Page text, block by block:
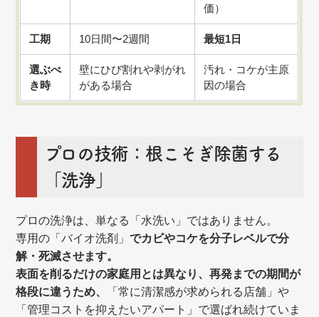
価）
工期 10日間〜2週間 最短1日
選ぶべ
き時
壁にひび割れや剥がれ
がある場合
汚れ・コケが主原
因の場合
プロの技術：根こそぎ除菌する
「洗浄」
プロの洗浄は、単なる「水洗い」ではありません。
専用の「バイオ洗剤」でカビやコケを分子レベルで分
解・死滅させます。
表面を削るだけの家庭用とは異なり、再発までの期間が
格段に違うため、
「常に清潔感が求められる店舗」や
「管理コストを抑えたいアパート」で選ばれ続けていま